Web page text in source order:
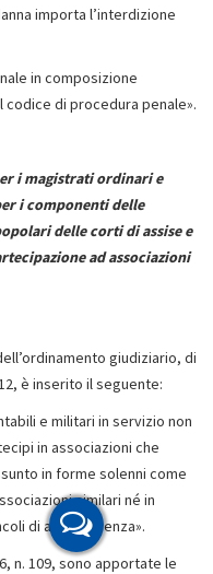
importa l’interdizione
in composizione
di procedura penale».
i magistrati ordinari e
i componenti delle
delle corti di assise e
ad associazioni
giudiziario, di
è inserito il seguente:
e militari in servizio non
in associazioni che
in forme solenni come
similari né in
di appartenenza».
n. 109, sono apportate le